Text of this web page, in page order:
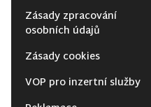
Zásady zpracování
osobních údajů
Zásady cookies
VOP pro inzertní služby